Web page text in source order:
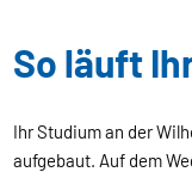
So läuft
Ihr Studium an der
aufgebaut. Auf dem